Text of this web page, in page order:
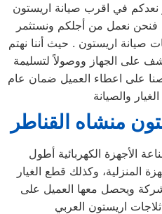
نعدكم في اقرب صيانة اريستون
فنحن نعمل من أجلكم ونستثمر
صيانة اريستون . حيث أننا نهتم
على الجهاز ووصولاً لتسليمة
على اعطاء العميل ضمان عام
والصيانة
منشاه القناطر
الأجهزة الكهربائية أطول
المنزلية، وكذلك قطع الغيار
ويحصل معها العميل على
اريستون العربي